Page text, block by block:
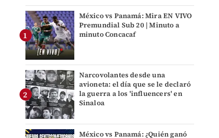
México vs Panamá: Mira EN VIVO
Premundial Sub 20 | Minuto a
minuto Concacaf
Narcovolantes desde una
avioneta: el día que se le declaró
la guerra a los 'influencers' en
Sinaloa
México vs Panamá: ¿Quién ganó